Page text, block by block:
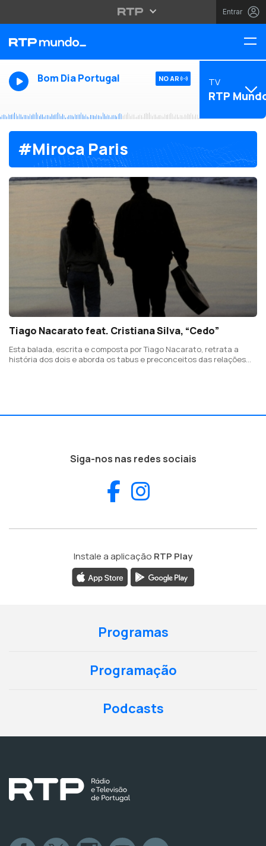
Entrar
Bom Dia Portugal NO AR TV
RTP
#Miroca Paris
Tiago Nacarato feat. Cristiana Silva, “Cedo”
Esta balada, escrita e composta por Tiago Nacarato, retrata a
história dos dois e aborda os tabus e preconceitos das relações
Siga-nos nas redes sociais
Facebook
Instale a aplicação RTP Play
Programas
Programação
Podcasts